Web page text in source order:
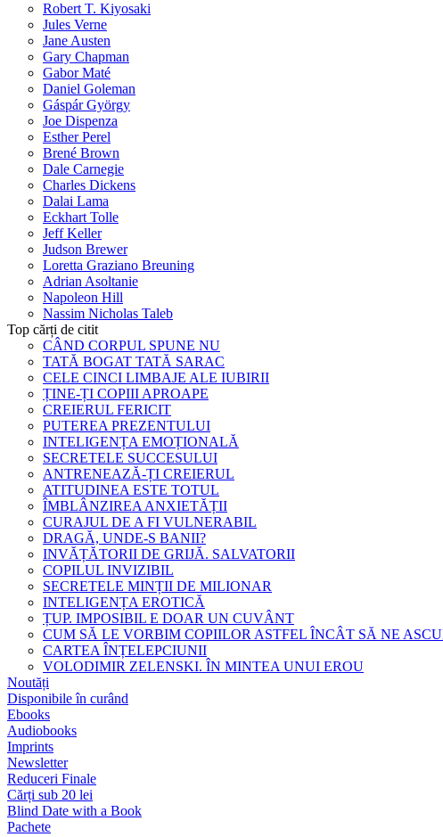
Robert T. Kiyosaki
Jules Verne
Jane Austen
Gary Chapman
Gabor Maté
Daniel Goleman
Gáspár György
Joe Dispenza
Esther Perel
Brené Brown
Dale Carnegie
Charles Dickens
Dalai Lama
Eckhart Tolle
Jeff Keller
Judson Brewer
Loretta Graziano Breuning
Adrian Asoltanie
Napoleon Hill
Nassim Nicholas Taleb
Top cărți de citit
CÂND CORPUL SPUNE NU
TATĂ BOGAT TATĂ SARAC
CELE CINCI LIMBAJE ALE IUBIRII
ȚINE-ȚI COPIII APROAPE
CREIERUL FERICIT
PUTEREA PREZENTULUI
INTELIGENȚA EMOȚIONALĂ
SECRETELE SUCCESULUI
ANTRENEAZĂ-ȚI CREIERUL
ATITUDINEA ESTE TOTUL
ÎMBLÂNZIREA ANXIETĂȚII
CURAJUL DE A FI VULNERABIL
DRAGĂ, UNDE-S BANII?
INVĂȚĂTORII DE GRIJĂ. SALVATORII
COPILUL INVIZIBIL
SECRETELE MINȚII DE MILIONAR
INTELIGENȚA EROTICĂ
ȚUP. IMPOSIBIL E DOAR UN CUVÂNT
CUM SĂ LE VORBIM COPIILOR ASTFEL ÎNCÂT SĂ NE
CARTEA ÎNȚELEPCIUNII
VOLODIMIR ZELENSKI. ÎN MINTEA UNUI EROU
Noutăți
Disponibile în curând
Ebooks
Audiobooks
Imprints
Newsletter
Reduceri Finale
Cărți sub 20 lei
Blind Date with a Book
Pachete